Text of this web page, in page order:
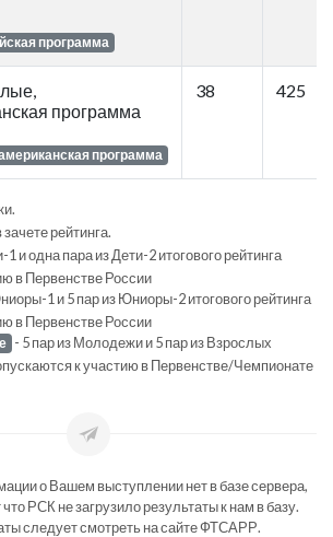
программа
программа
программа
38 425
рейтинга.
1 и одна пара из Дети-2 итогового рейтинга
в Первенстве России
1 и 5 пар из Юниоры-2 итогового рейтинга
в Первенстве России
- 5 пар из Молодежи и 5 пар из Взрослых
к участию в Первенстве/Чемпионате
о Вашем выступлении нет в базе сервера,
что РСК не загрузило результаты к нам в базу.
следует смотреть на сайте ФТСАРР.